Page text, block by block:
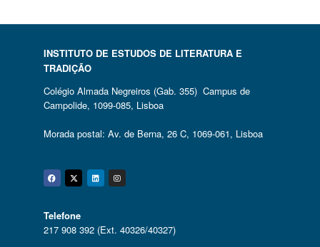
INSTITUTO DE ESTUDOS DE LITERATURA E
TRADIÇÃO
Colégio Almada Negreiros (Gab. 355) Campus de
Campolide, 1099-085, Lisboa
Morada postal: Av. de Berna, 26 C, 1069-061, Lisboa
Facebook
Twitter
Linkedin
Instagram
Telefone
217 908 392 (Ext. 40326/40327)